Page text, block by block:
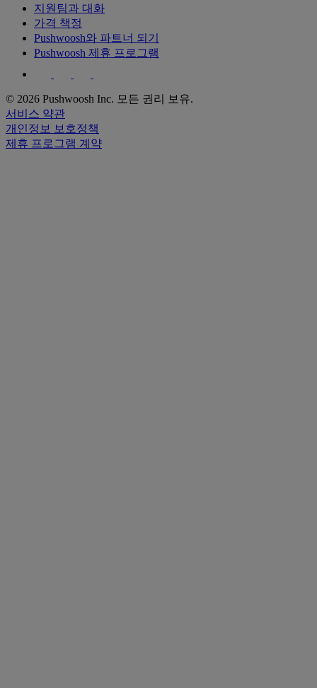
지원팀과 대화
가격 책정
Pushwoosh와 파트너 되기
Pushwoosh 제휴 프로그램
© 2026 Pushwoosh Inc. 모든 권리 보유.
서비스 약관
개인정보 보호정책
제휴 프로그램 계약